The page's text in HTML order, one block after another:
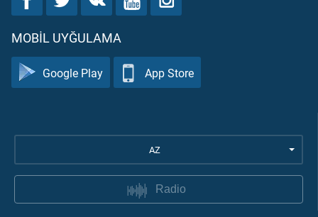
MOBIL UYĞULAMA
Google Play App Store
AZ
Radio